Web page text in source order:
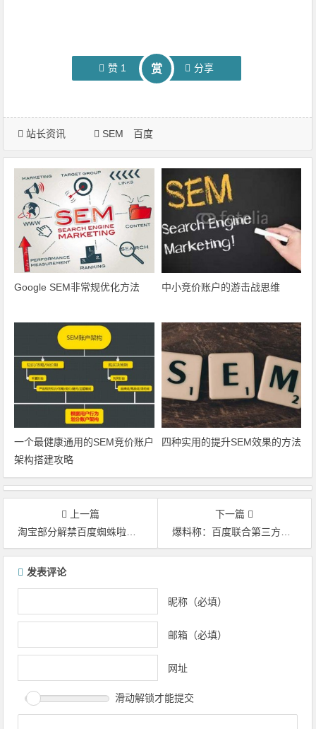
赞 1 赏 分享
站长资讯 SEM 百度
Google SEM非常规优化方法 中小竞价账户的游击战思维
一个最健康通用的SEM竞价账户
架构搭建攻略
四种实用的提升SEM效果的方法
上一篇
淘宝部分解禁百度蜘蛛啦！这对SEO意味着什么？
下一篇
爆料称：百度联合第三方公司推出SEO付费服务
文章导航
发表评论
昵称（必填）
邮箱（必填）
网址
滑动解锁才能提交